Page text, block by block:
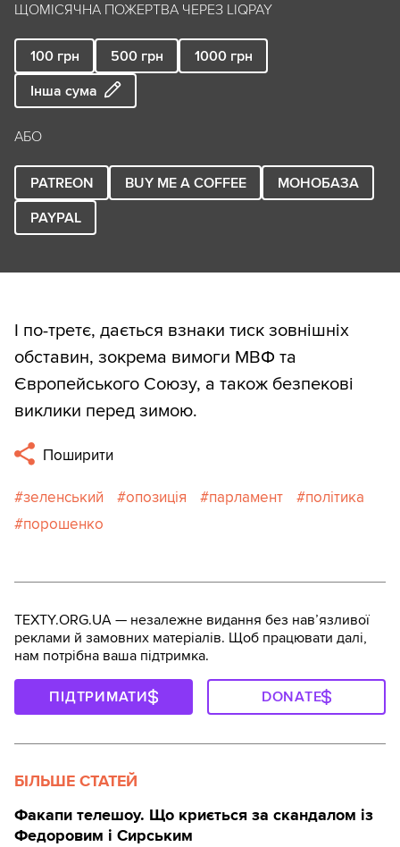
ЩОМІСЯЧНА ПОЖЕРТВА ЧЕРЕЗ LIQPAY
100 грн 500 грн 1000 грн
Інша сума
АБО
PATREON BUY ME A COFFEE
МОНОБАЗА
PAYPAL
І по-третє, дається взнаки тиск зовнішніх
обставин, зокрема вимоги МВФ та
Європейського Союзу, а також безпекові
виклики перед зимою.
Поширити
зеленський опозиція парламент
політика
порошенко
TEXTY.ORG.UA — незалежне видання без навʼязливої
реклами й замовних матеріалів. Щоб працювати далі,
нам потрібна ваша підтримка.
ПІДТРИМАТИ DONATE
БІЛЬШЕ СТАТЕЙ
Факапи телешоу. Що криється за скандалом із
Федоровим і Сирським